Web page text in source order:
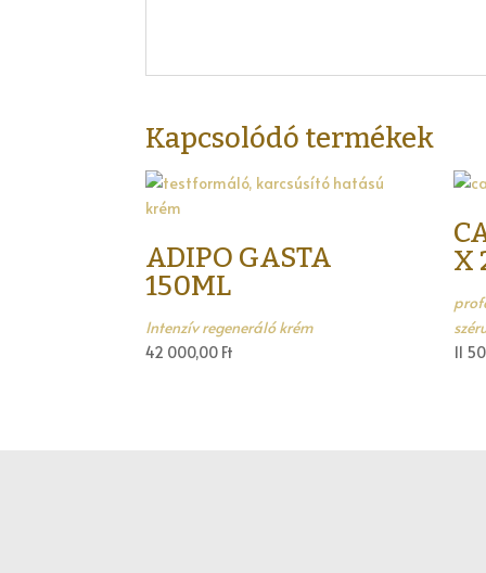
Kapcsolódó termékek
ADIPO GASTA
150ML
Intenzív regeneráló krém
42 000,00 Ft
X
11